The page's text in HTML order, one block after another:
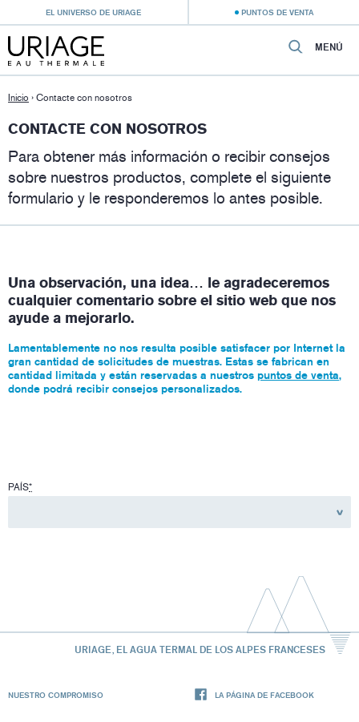
EL UNIVERSO DE URIAGE PUNTOS DE VENTA
MENÚ
Inicio › Contacte con nosotros
CONTACTE CON NOSOTROS
Para obtener más información o recibir consejos
sobre nuestros productos, complete el siguiente
formulario y le responderemos lo antes posible.
Una observación, una idea… le agradeceremos
cualquier comentario sobre el sitio web que nos
ayude a mejorarlo.
Lamentablemente no nos resulta posible satisfacer por Internet la
gran cantidad de solicitudes de muestras. Estas se fabrican en
cantidad limitada y están reservadas a nuestros puntos de venta,
donde podrá recibir consejos personalizados.
PAÍS*
URIAGE, EL AGUA TERMAL DE LOS ALPES FRANCESES
NUESTRO COMPROMISO LA PÁGINA DE FACEBOOK